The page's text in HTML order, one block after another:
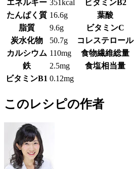
エネルギー 351kcal ビタミンB2
たんぱく質 16.6g 葉酸
脂質
9.6g ビタミンC
炭水化物
50.7g コレステロール
カルシウム 110mg 食物繊維総量
鉄
2.5mg 食塩相当量
ビタミンB1 0.12mg
このレシピの作者